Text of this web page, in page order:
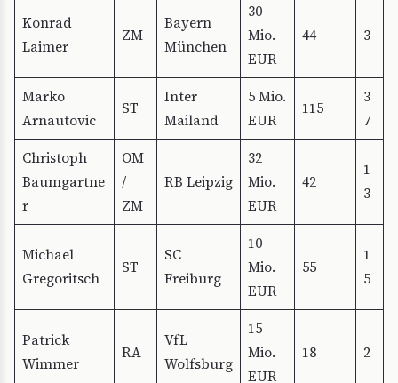
Konrad
Laimer
ZM
Bayern
München
30
Mio.
EUR
44 3
Marko
Arnautovic
ST
Inter
Mailand
5 Mio.
EUR
115
3
7
Christoph
Baumgartne
r
OM
/
ZM
RB Leipzig
32
Mio.
EUR
42
1
3
Michael
Gregoritsch
ST
SC
Freiburg
10
Mio.
EUR
55
1
5
Patrick
Wimmer
RA
VfL
Wolfsburg
15
Mio.
EUR
18 2